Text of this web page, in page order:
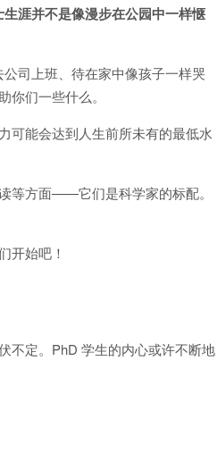
生涯并不是像漫步在公园中一样惬
司上班、待在家中像孩子一样哭
们一些什么。
可能会达到人生前所未有的最低水
等方面——它们是科学家的标配。
开始吧！
不定。PhD 学生的内心或许不断地